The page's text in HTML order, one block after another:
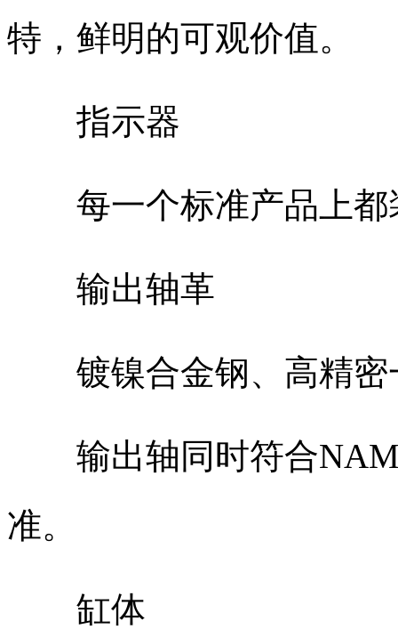
特，鲜明的可观价值。
指示器
每一个标准产品上都
输出轴革
镀镍合金钢、高精密
输出轴同时符合
准。
缸体